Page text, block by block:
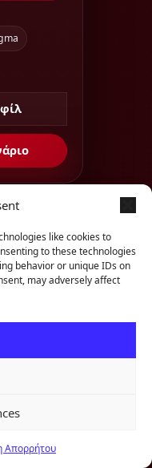
like cookies to
to these technologies
behavior or unique IDs on
may adversely affect
Απορρήτου
· Κράτος /
δωρεάν αξιολόγηση